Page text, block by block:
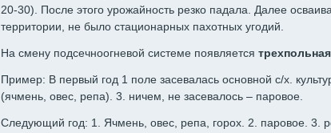
20-30). После этого урожайность резко падала. Далее
территории, не было стационарных пахотных угодий.
На смену подсечноогневой системе появляется
Пример: В первый год 1 поле засевалась основной с/х.
(ячмень, овес, репа). 3. ничем, не засевалось – паровое.
Следующий год: 1. Ячмень, овес, репа, горох. 2. паровое. 3.